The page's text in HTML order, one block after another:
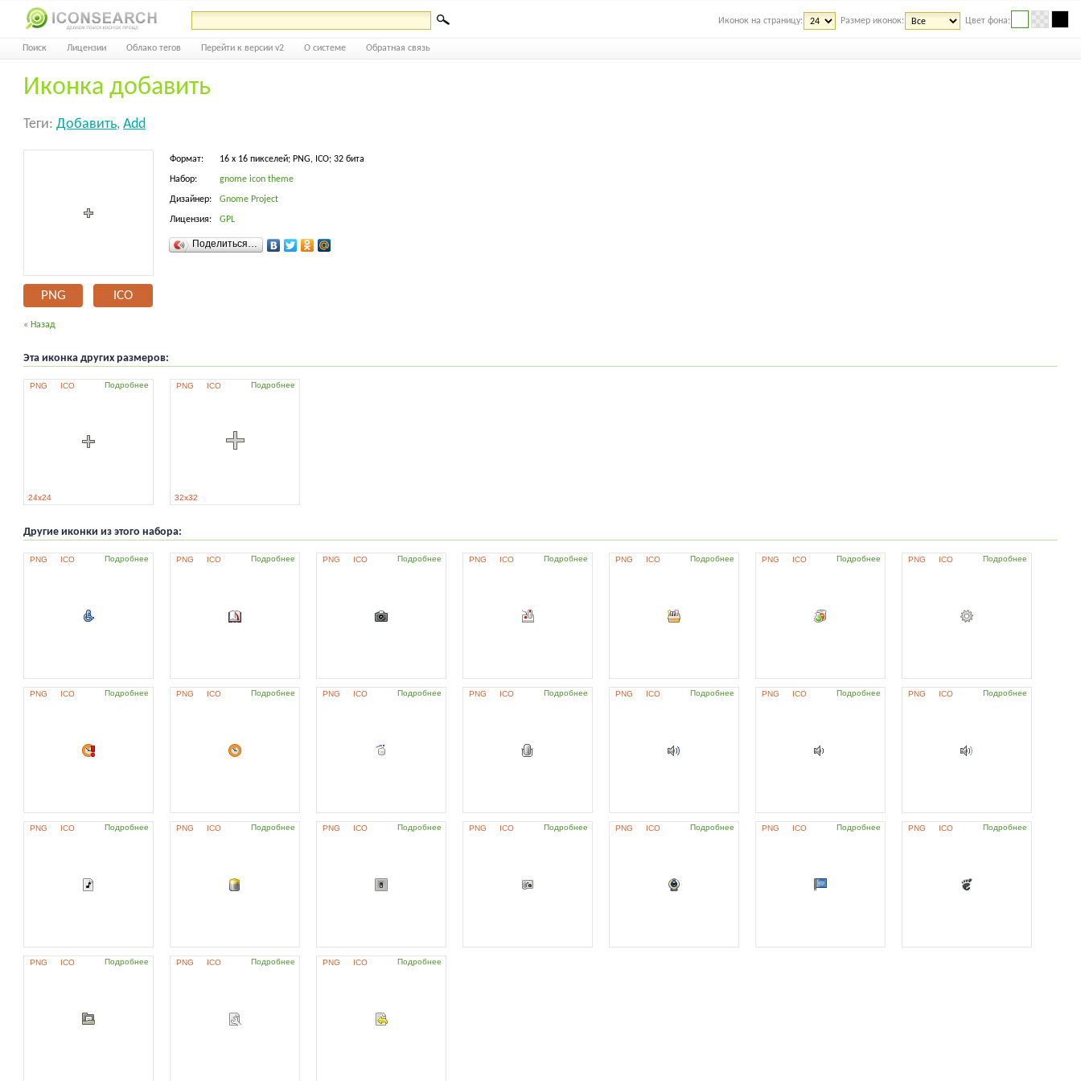
Иконок на страницу: Размер иконок: Цвет фона:
Поиск Лицензии Облако тегов Перейти к версии v2 О системе Обратная связь
Иконка добавить
Теги: Добавить, Add
PNG ICO
Формат: 16 x 16 пикселей; PNG, ICO; 32 бита
Набор: gnome icon theme
Дизайнер: Gnome Project
Лицензия: GPL
Поделиться…
« Назад
Эта иконка других размеров:
PNG ICO Подробнее
24x24
PNG ICO Подробнее
32x32
Другие иконки из этого набора:
PNG ICO Подробнее PNG ICO Подробнее PNG ICO Подробнее PNG ICO Подробнее PNG ICO Подробнее PNG ICO Подробнее PNG ICO Подробнее
PNG ICO Подробнее PNG ICO Подробнее PNG ICO Подробнее PNG ICO Подробнее PNG ICO Подробнее PNG ICO Подробнее PNG ICO Подробнее
PNG ICO Подробнее PNG ICO Подробнее PNG ICO Подробнее PNG ICO Подробнее PNG ICO Подробнее PNG ICO Подробнее PNG ICO Подробнее
PNG ICO Подробнее PNG ICO Подробнее PNG ICO Подробнее